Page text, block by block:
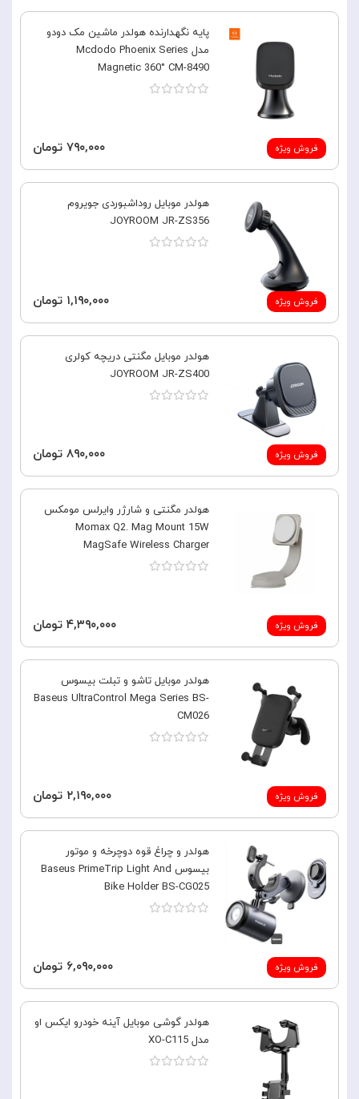
فروش ویژه
پایه نگهدارنده هولدر ماشین مک دودو
مدل Mcdodo Phoenix Series
Magnetic 360° CM-8490
۷۹۰,۰۰۰ تومان
فروش ویژه
هولدر موبایل روداشبوردی جویروم
JOYROOM JR-ZS356
۱,۱۹۰,۰۰۰ تومان
فروش ویژه
هولدر موبایل مگنتی دریچه کولری
JOYROOM JR-ZS400
۸۹۰,۰۰۰ تومان
فروش ویژه
هولدر مگنتی و شارژر وایرلس مومکس
Momax Q2. Mag Mount 15W
MagSafe Wireless Charger
۴,۳۹۰,۰۰۰ تومان
فروش ویژه
هولدر موبایل تاشو و تبلت بیسوس
Baseus UltraControl Mega Series BS-
CM026
۲,۱۹۰,۰۰۰ تومان
فروش ویژه
هولدر و چراغ قوه دوچرخه و موتور
بیسوس Baseus PrimeTrip Light And
Bike Holder BS-CG025
۶,۰۹۰,۰۰۰ تومان
هولدر گوشی موبایل آینه خودرو ایکس او
مدل XO-C115